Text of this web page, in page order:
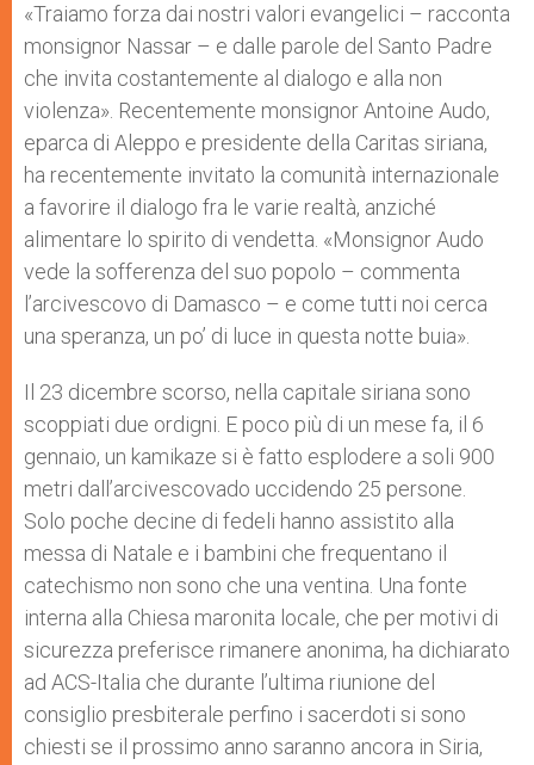
«Traiamo forza dai nostri valori evangelici – racconta
monsignor Nassar – e dalle parole del Santo Padre
che invita costantemente al dialogo e alla non
violenza». Recentemente monsignor Antoine Audo,
eparca di Aleppo e presidente della Caritas siriana,
ha recentemente invitato la comunità internazionale
a favorire il dialogo fra le varie realtà, anziché
alimentare lo spirito di vendetta. «Monsignor Audo
vede la sofferenza del suo popolo – commenta
l’arcivescovo di Damasco – e come tutti noi cerca
una speranza, un po’ di luce in questa notte buia».
Il 23 dicembre scorso, nella capitale siriana sono
scoppiati due ordigni. E poco più di un mese fa, il 6
gennaio, un kamikaze si è fatto esplodere a soli 900
metri dall’arcivescovado uccidendo 25 persone.
Solo poche decine di fedeli hanno assistito alla
messa di Natale e i bambini che frequentano il
catechismo non sono che una ventina. Una fonte
interna alla Chiesa maronita locale, che per motivi di
sicurezza preferisce rimanere anonima, ha dichiarato
ad ACS-Italia che durante l’ultima riunione del
consiglio presbiterale perfino i sacerdoti si sono
chiesti se il prossimo anno saranno ancora in Siria,